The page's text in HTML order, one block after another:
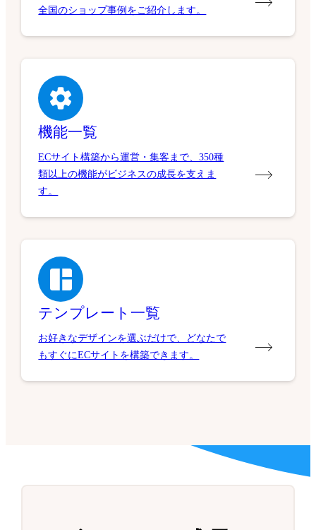
全国のショップ事例をご紹介します。
機能一覧
ECサイト構築から運営・集客まで、350種
類以上の機能がビジネスの成長を支えま
す。
テンプレート一覧
お好きなデザインを選ぶだけで、どなたで
もすぐにECサイトを構築できます。